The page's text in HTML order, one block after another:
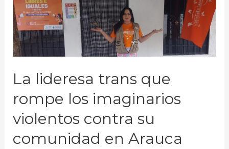
La lideresa trans que
rompe los imaginarios
violentos contra su
comunidad en Arauca